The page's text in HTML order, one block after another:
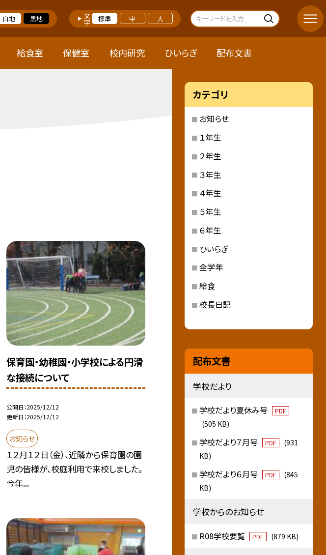
白地 黒地 文字 標準 中 大
給食室 保健室 校内研究 ひいらぎ 配布文書
保育園・幼稚園・小学校による円滑
な接続について
公開日 2025/12/12
更新日 2025/12/12
お知らせ
１２月１２日（金）、近隣から保育園の園
児の皆様が、校庭利用で来校しました。
今年...
カテゴリ
お知らせ
１年生
２年生
３年生
４年生
５年生
６年生
ひいらぎ
全学年
給食
校長日記
配布文書
学校だより
学校だより夏休み号 PDF
(505 KB)
学校だより７月号 PDF
(931
KB)
学校だより６月号 PDF
(845
KB)
学校からのお知らせ
R08学校要覧 PDF (879 KB)